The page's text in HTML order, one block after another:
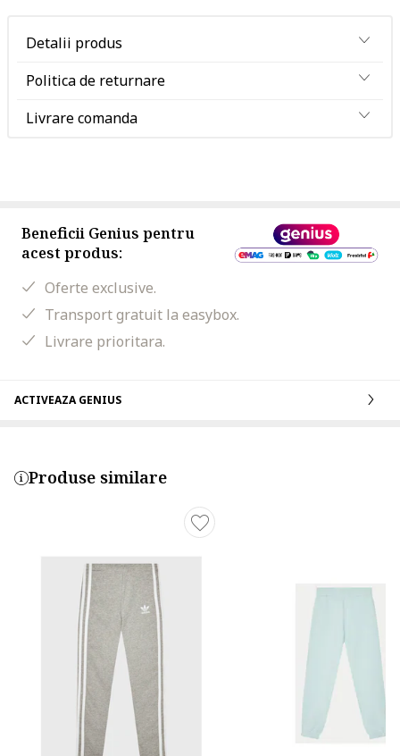
Detalii produs
Politica de returnare
Livrare comanda
Beneficii Genius pentru
acest produs:
Oferte exclusive.
Transport gratuit la easybox.
Livrare prioritara.
ACTIVEAZA GENIUS
Produse similare